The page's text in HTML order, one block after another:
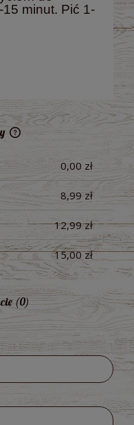
15 minut. Pić 1-
płatności
0,00 zł
8,99 zł
12,99 zł
15,00 zł
(0)